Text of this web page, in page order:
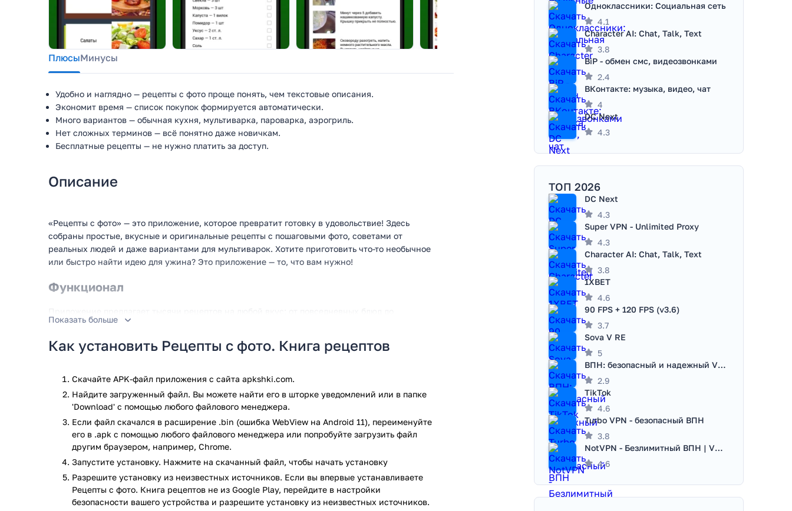
ПлюсыМинусы
Удобно и наглядно — рецепты с фото проще понять, чем текстовые описания.
Экономит время — список покупок формируется автоматически.
Много вариантов — обычная кухня, мультиварка, пароварка, аэрогриль.
Нет сложных терминов — всё понятно даже новичкам.
Бесплатные рецепты — не нужно платить за доступ.
Описание
«Рецепты с фото» — это приложение, которое превратит готовку в удовольствие! Здесь
собраны простые, вкусные и оригинальные рецепты с пошаговыми фото, советами от
реальных людей и даже вариантами для мультиварок. Хотите приготовить что-то необычное
или быстро найти идею для ужина? Это приложение — то, что вам нужно!
Функционал
праздничных шедевров. Вы можете:
Готовить по фото — каждый шаг сопровождается изображением, чтобы было понятнее.
Искать блюда по ингредиентам — например, если у вас есть курица и картошка,
приложение подскажет, что из них приготовить.
Фильтровать рецепты — исключайте аллергены, выбирайте блюда для мультиварки или
аэрогриля.
Сохранять любимые рецепты — создавайте свою кулинарную книгу.
Читать истории блюд — узнавайте, как тот или иной рецепт появился у автора.
А ещё здесь есть меню на неделю, советы по украшению блюд и даже разделы для
диетического и правильного питания.
«Рецепты с фото» — это идеальный помощник для тех, кто любит готовить или только учится.
Показать больше
Как установить Рецепты с фото. Книга рецептов
Скачайте APK-файл приложения с сайта apkshki.com.
Найдите загруженный файл. Вы можете найти его в шторке уведомлений или в папке
'Download' с помощью любого файлового менеджера.
Если файл скачался в расширение .bin (ошибка WebView на Android 11), переименуйте
его в .apk с помощью любого файлового менеджера или попробуйте загрузить файл
другим браузером, например, Chrome.
Запустите установку. Нажмите на скачанный файл, чтобы начать установку
Разрешите установку из неизвестных источников. Если вы впервые устанавливаете
Рецепты с фото. Книга рецептов не из Google Play, перейдите в настройки
безопасности вашего устройства и разрешите установку из неизвестных источников.
Одноклассники: Социальная сеть
4.1
Character AI: Chat, Talk, Text
3.8
BiP - обмен смс, видеозвонками
2.4
ВКонтакте: музыка, видео, чат
4
DC Next
4.3
ТОП 2026
DC Next
4.3
Super VPN - Unlimited Proxy
4.3
Character AI: Chat, Talk, Text
3.8
1XBET
4.6
90 FPS + 120 FPS (v3.6)
3.7
Sova V RE
5
ВПН: безопасный и надежный VPN
2.9
TikTok
4.6
Turbo VPN - безопасный ВПН
3.8
NotVPN - Безлимитный ВПН | VPN
4.6